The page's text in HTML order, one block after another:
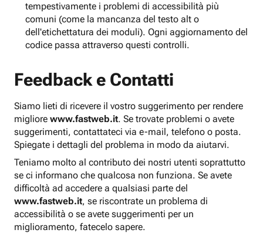
tempestivamente i problemi di accessibilità più
comuni (come la mancanza del testo alt o
dell'etichettatura dei moduli). Ogni aggiornamento del
codice passa attraverso questi controlli.
Feedback e Contatti
Siamo lieti di ricevere il vostro suggerimento per rendere
migliore www.fastweb.it. Se trovate problemi o avete
suggerimenti, contattateci via e-mail, telefono o posta.
Spiegate i dettagli del problema in modo da aiutarvi.
Teniamo molto al contributo dei nostri utenti soprattutto
se ci informano che qualcosa non funziona. Se avete
difficoltà ad accedere a qualsiasi parte del
www.fastweb.it, se riscontrate un problema di
accessibilità o se avete suggerimenti per un
miglioramento, fatecelo sapere.